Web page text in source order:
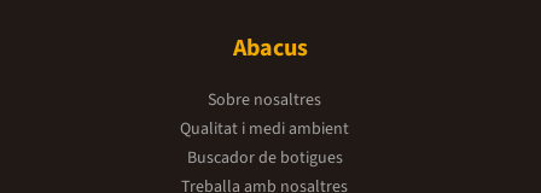
Abacus
Sobre nosaltres
Qualitat i medi ambient
Buscador de botigues
Treballa amb nosaltres